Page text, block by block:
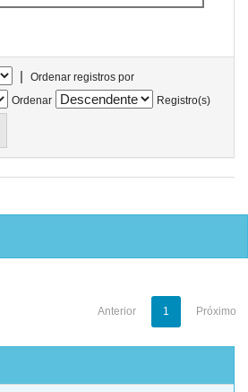
|
Ordenar registros por
Ordenar
Registro(s)
Anterior 1 Próximo